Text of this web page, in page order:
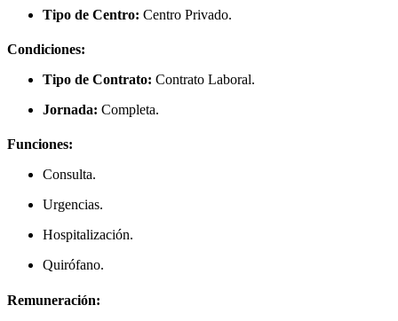
Tipo de Centro: Centro Privado.
Condiciones:
Tipo de Contrato: Contrato Laboral.
Jornada: Completa.
Funciones:
Consulta.
Urgencias.
Hospitalización.
Quirófano.
Remuneración: